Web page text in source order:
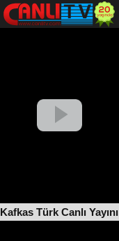
Kafkas Türk Canlı Yayını